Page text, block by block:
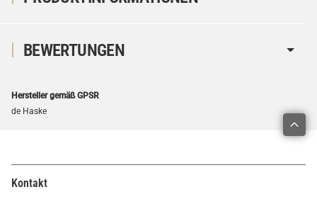
BEWERTUNGEN
Hersteller gemäß GPSR
de Haske
Kontakt